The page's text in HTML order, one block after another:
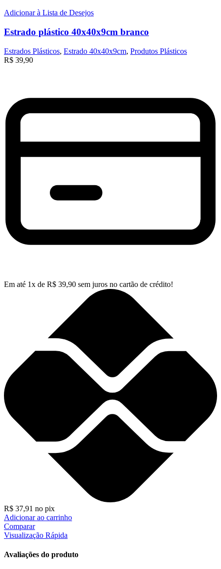
Adicionar à Lista de Desejos
Estrado plástico 40x40x9cm branco
Estrados Plásticos, Estrado 40x40x9cm, Produtos Plásticos
R$ 39,90
Em até 1x de R$ 39,90 sem juros no cartão de crédito!
R$ 37,91 no pix
Adicionar ao carrinho
Comparar
Visualização Rápida
Avaliações do produto